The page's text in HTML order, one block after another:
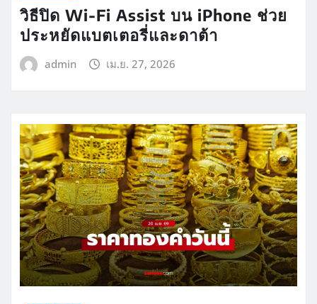
วิธีปิด Wi-Fi Assist บน iPhone ช่วย
ประหยัดแบตเตอรี่และดาต้า
admin เม.ย. 27, 2026